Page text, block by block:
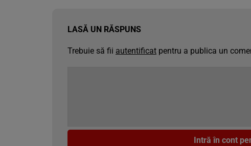
LASĂ UN RĂSPUNS
Trebuie să fii autentificat pentru a publica un
Intră în cont